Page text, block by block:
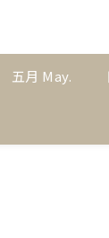
五月 May.